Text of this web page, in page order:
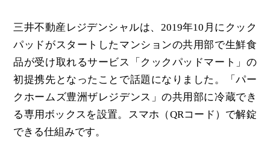
三井不動産レジデンシャルは、2019年10月にクック
パッドがスタートしたマンションの共用部で生鮮食
品が受け取れるサービス「クックパッドマート」の
初提携先となったことで話題になりました。「パー
クホームズ豊洲ザレジデンス」の共用部に冷蔵でき
る専用ボックスを設置。スマホ（QRコード）で解錠
できる仕組みです。